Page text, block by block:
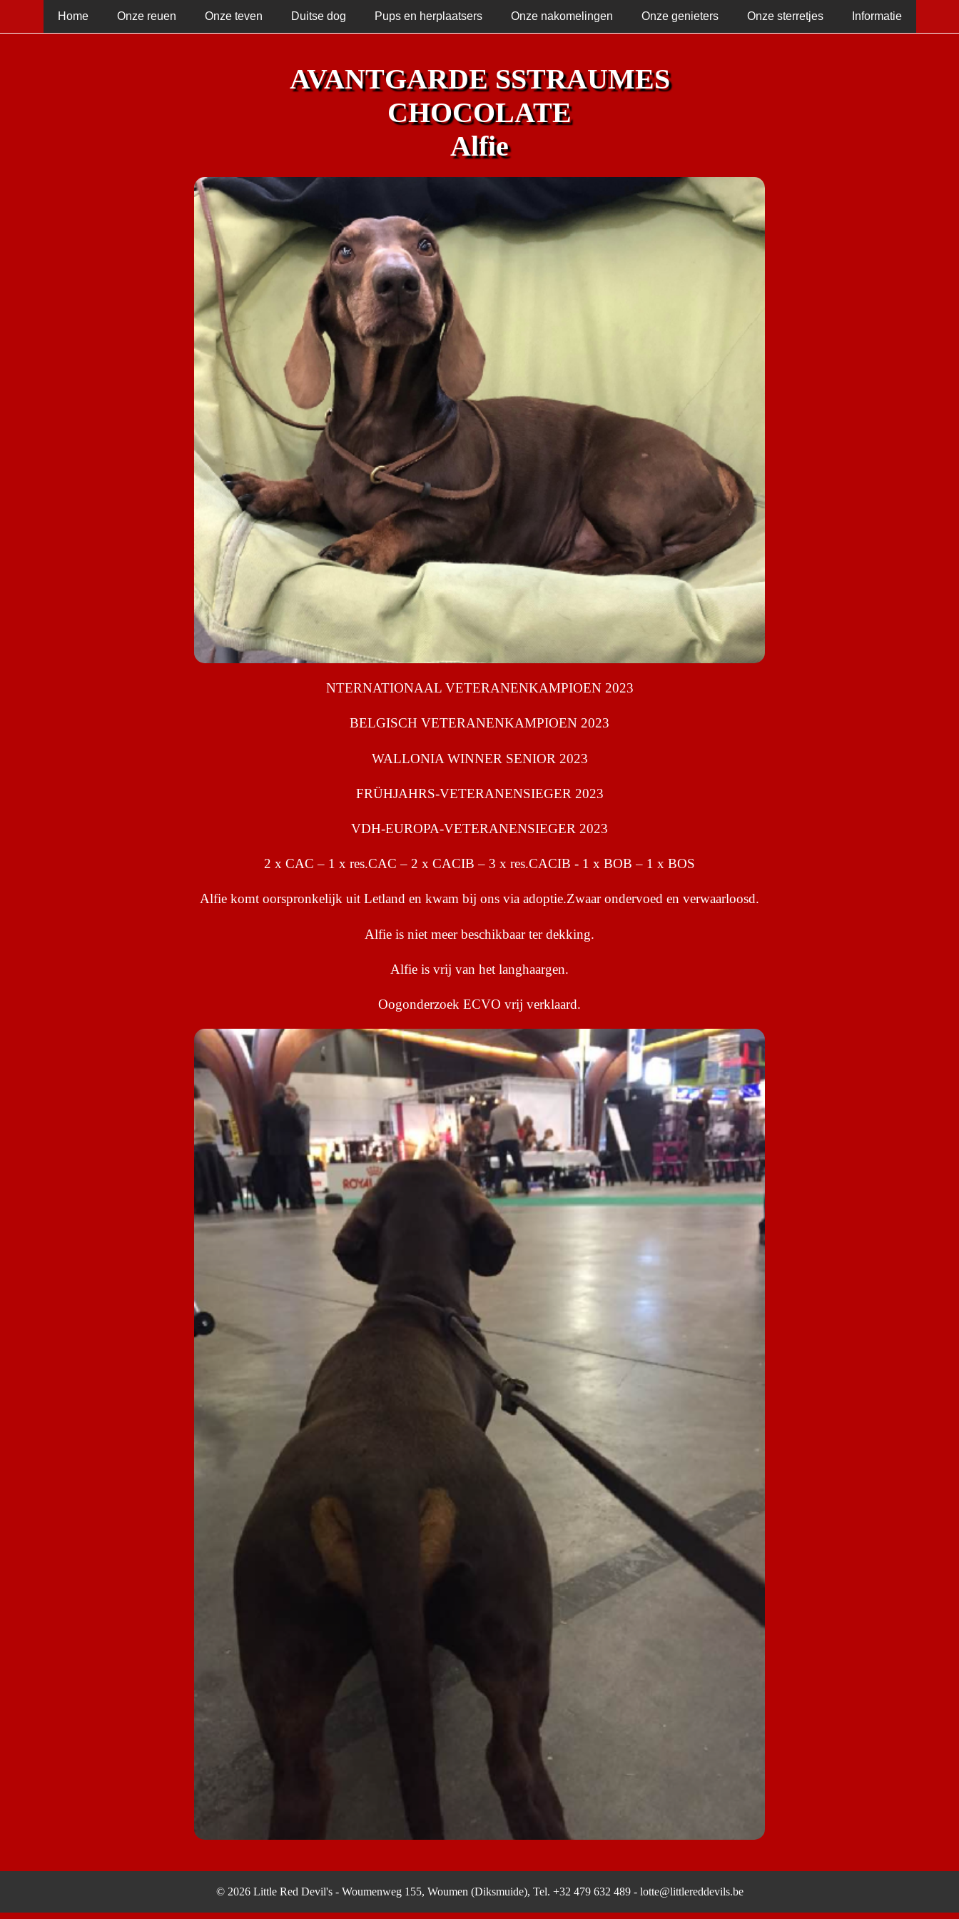
Home Onze reuen Onze teven Duitse dog Pups en herplaatsers Onze nakomelingen Onze genieters Onze sterretjes Informatie
AVANTGARDE SSTRAUMES
CHOCOLATE
Alfie
NTERNATIONAAL VETERANENKAMPIOEN 2023
BELGISCH VETERANENKAMPIOEN 2023
WALLONIA WINNER SENIOR 2023
FRÜHJAHRS-VETERANENSIEGER 2023
VDH-EUROPA-VETERANENSIEGER 2023
2 x CAC – 1 x res.CAC – 2 x CACIB – 3 x res.CACIB - 1 x BOB – 1 x BOS
Alfie komt oorspronkelijk uit Letland en kwam bij ons via adoptie.Zwaar ondervoed en verwaarloosd.
Alfie is niet meer beschikbaar ter dekking.
Alfie is vrij van het langhaargen.
Oogonderzoek ECVO vrij verklaard.
© 2026 Little Red Devil's - Woumenweg 155, Woumen (Diksmuide), Tel. +32 479 632 489 - lotte@littlereddevils.be